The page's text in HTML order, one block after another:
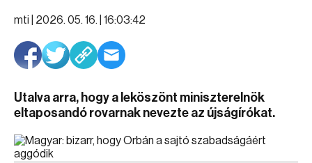
mti | 2026. 05. 16. | 16:03:42
Utalva arra, hogy a leköszönt miniszterelnök
eltaposandó rovarnak nevezte az újságírókat.